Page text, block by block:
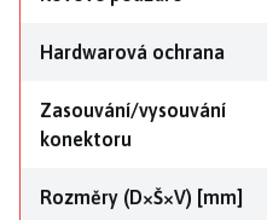
Hardwarová ochrana
Zasouvání/vysouvání
konektoru
Rozměry (D×Š×V) [mm]